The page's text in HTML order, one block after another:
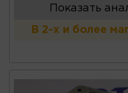
Показать
В 2-х и более